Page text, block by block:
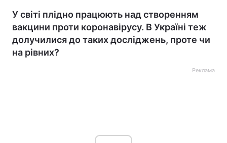
У світі плідно працюють над створенням
вакцини проти коронавірусу. В Україні теж
долучилися до таких досліджень, проте чи
на рівних?
Реклама